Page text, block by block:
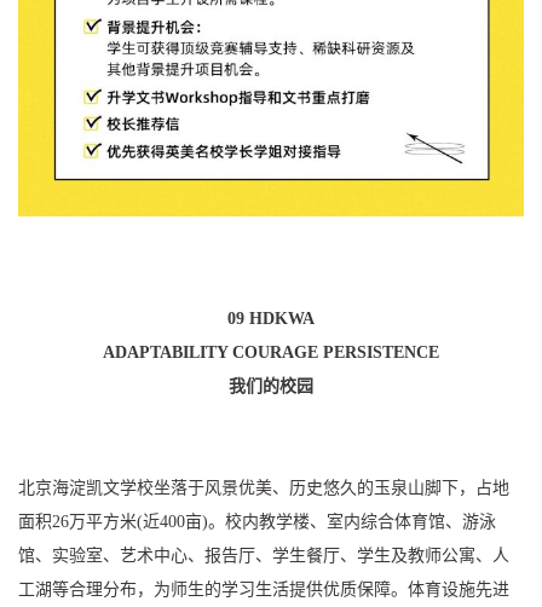
09 HDKWA
ADAPTABILITY COURAGE PERSISTENCE
我们的校园
北京海淀凯文学校坐落于风景优美、历史悠久的玉泉山脚下，占地
面积26万平方米(近400亩)。校内教学楼、室内综合体育馆、游泳
馆、实验室、艺术中心、报告厅、学生餐厅、学生及教师公寓、人
工湖等合理分布，为师生的学习生活提供优质保障。体育设施先进